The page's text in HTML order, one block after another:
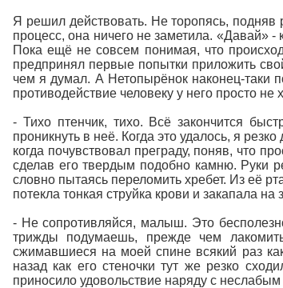
Я решил действовать. Не торопясь, подняв
процесс, она ничего не заметила. «Давай»
Пока ещё не совсем понимая, что
предпринял первые попытки приложить
чем я думал. А Нетопырёнок наконец-таки
противодействие человеку у него просто не
- Тихо птенчик, тихо. Всё закончится
проникнуть в неё. Когда это удалось, я
когда почувствовал преграду, поняв, что
сделав его твердым подобно камню. Руки
словно пытаясь переломить хребет. Из её
потекла тонкая струйка крови и закапала на
- Не сопротивляйся, малыш. Это
трижды подумаешь, прежде чем
сжимавшиеся на моей спине всякий раз
назад как его стеночки тут же резко
приносило удовольствие наряду с